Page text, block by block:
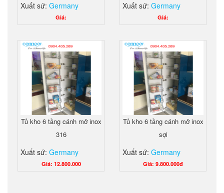
Xuất sứ: Germany
Giá:
Xuất sứ: Germany
Giá:
Tủ kho 6 tầng cánh mở inox
316
Xuất sứ: Germany
Giá: 12.800.000
Tủ kho 6 tầng cánh mở inox
sợi
Xuất sứ: Germany
Giá: 9.800.000đ